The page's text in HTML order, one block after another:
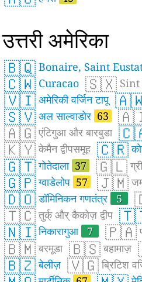
उत्तरी अमेरिका
🇧🇶 Bonaire, Saint
🇨🇼 Curacao 🇸🇽
🇻🇮 अमेरिकी वर्जिन टापू
🇸🇻 अल साल्वाडोर 63
🇦🇬 एंटिगुआ और बारबुडा
🇰🇾 केमैन द्वीपसमूह 🇨🇷
🇬🇹गोतेदाला 37 🇬🇱
🇬🇵ग्वाडेलोप 57 🇯🇲
🇩🇴डॉमिनिकन गणतंत्र 5
🇹🇨 तुर्क् और् कैकोज़ द्वीप
🇳🇮निकारागुआ 7 🇵🇦
🇧🇲 बरमूडा 🇧🇸 बहामाज़
🇧🇿बेलीज़ 🇻🇬 ब्रिटिश